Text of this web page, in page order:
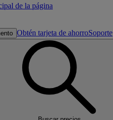
de la página
Obtén tarjeta de ahorroSoporte